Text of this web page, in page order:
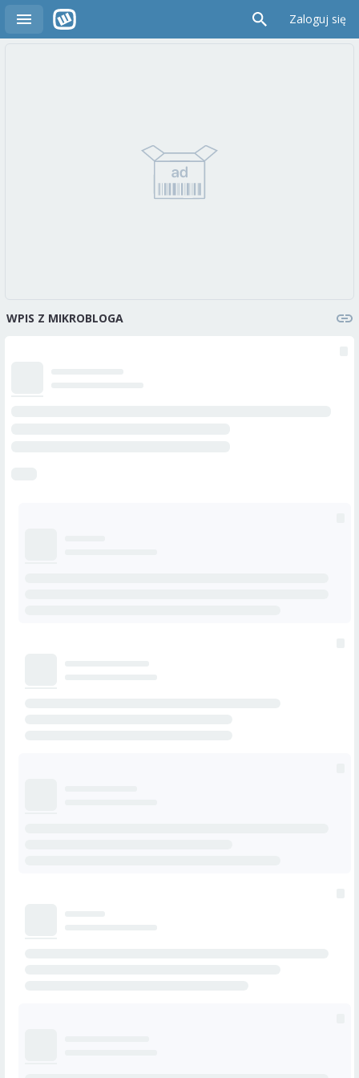
Zaloguj się
WPIS Z MIKROBLOGA